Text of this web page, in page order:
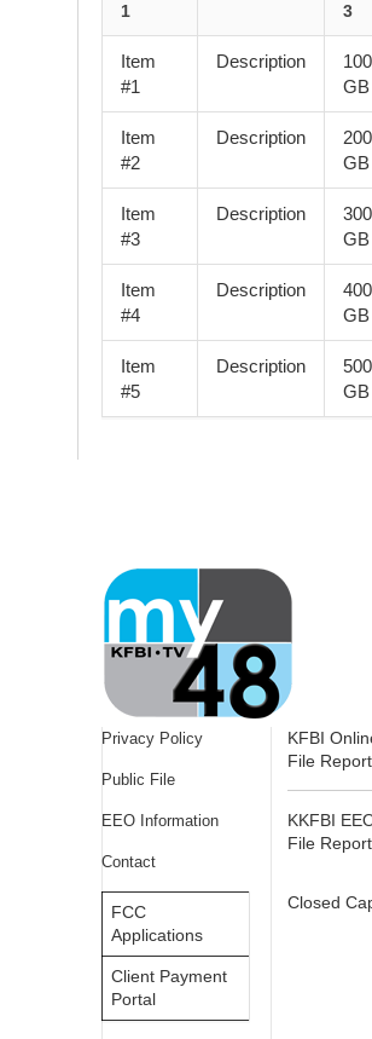
1
3
Item
#1
Description
100
GB
Item
#2
Description
200
GB
Item
#3
Description
300
GB
Item
#4
Description
400
GB
Item
#5
Description
500
GB
Privacy Policy
Public File
EEO Information
Contact
KFBI
File Report
KKFBI
File Report
FCC
Applications
Client Payment
Portal
Closed